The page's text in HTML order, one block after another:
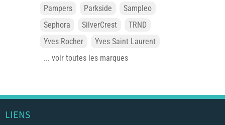
Pampers
Parkside
Sampleo
Sephora
SilverCrest
TRND
Yves Rocher
Yves Saint Laurent
... voir toutes les marques
LIENS